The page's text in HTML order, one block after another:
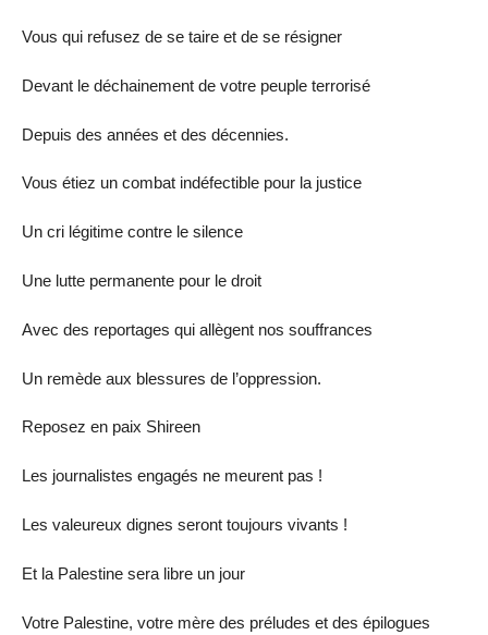
Vous qui refusez de se taire et de se résigner
Devant le déchainement de votre peuple terrorisé
Depuis des années et des décennies.
Vous étiez un combat indéfectible pour la justice
Un cri légitime contre le silence
Une lutte permanente pour le droit
Avec des reportages qui allègent nos souffrances
Un remède aux blessures de l’oppression.
Reposez en paix Shireen
Les journalistes engagés ne meurent pas !
Les valeureux dignes seront toujours vivants !
Et la Palestine sera libre un jour
Votre Palestine, votre mère des préludes et des épilogues